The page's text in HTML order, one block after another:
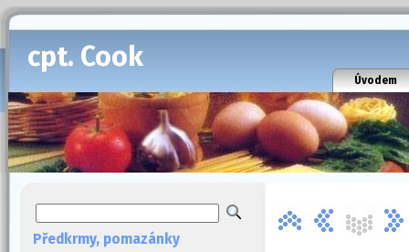
cpt. Cook
Úvodem
Předkrmy, pomazánky